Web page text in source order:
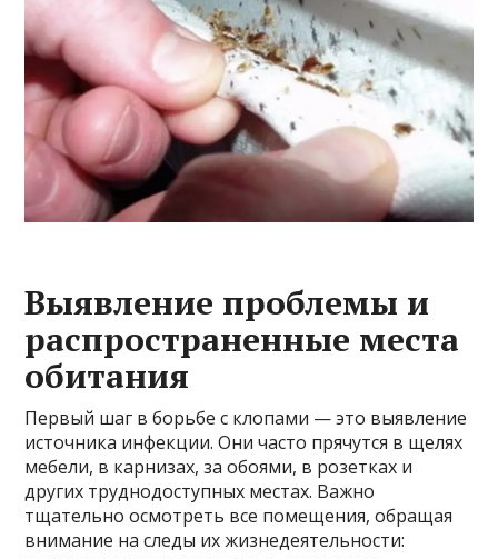
Выявление проблемы и
распространенные места
обитания
Первый шаг в борьбе с клопами — это выявление
источника инфекции. Они часто прячутся в щелях
мебели, в карнизах, за обоями, в розетках и
других труднодоступных местах. Важно
тщательно осмотреть все помещения, обращая
внимание на следы их жизнедеятельности: